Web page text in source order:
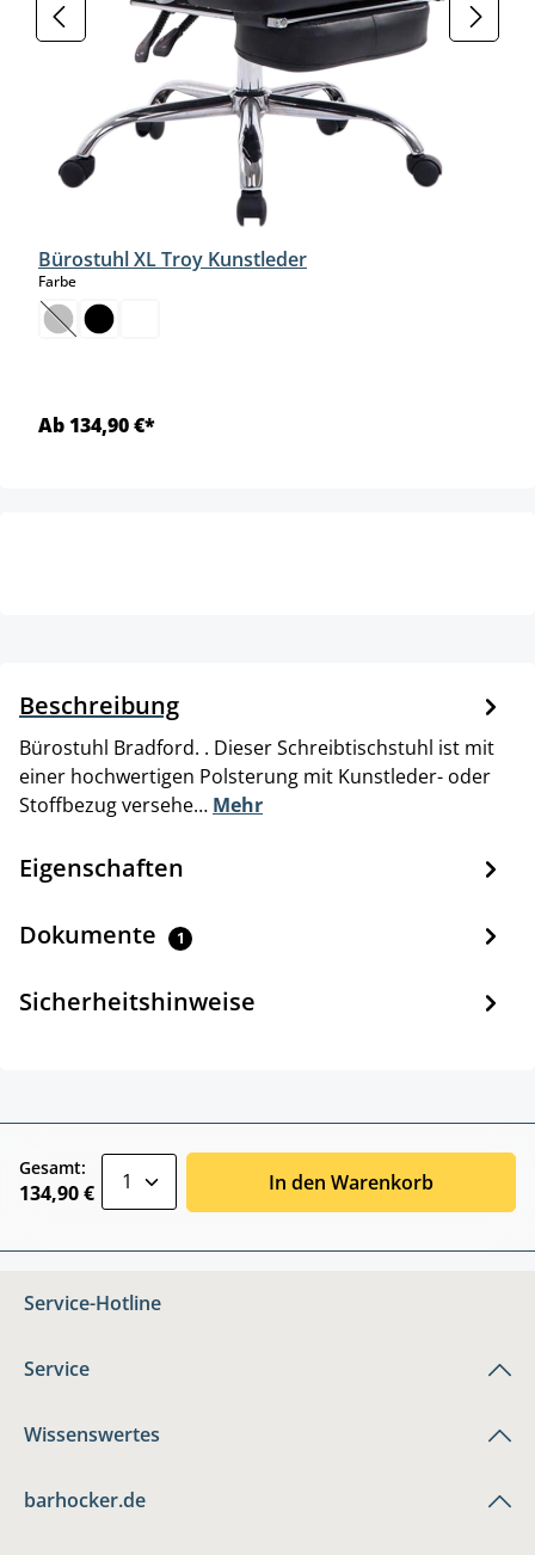
Bürostuhl XL Troy Kunstleder
Farbeauswählen
(Diese Option ist zurzeit nicht verfügbar.)
Ab 134,90 €*
Beschreibung
Bürostuhl Bradford. . Dieser Schreibtischstuhl ist mit
einer hochwertigen Polsterung mit Kunstleder- oder
Stoffbezug versehe… Mehr
Eigenschaften
Dokumente 1
Sicherheitshinweise
Gesamt:
134,90 € In den Warenkorb
Service-Hotline
Service
Wissenswertes
barhocker.de